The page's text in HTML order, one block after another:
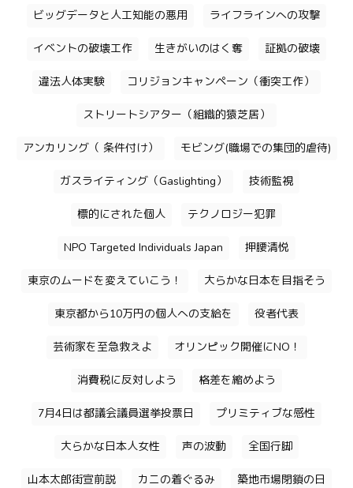
ビッグデータと人工知能の悪用 ライフラインへの攻撃
イベントの破壊工作 生きがいのはく奪 証拠の破壊
違法人体実験 コリジョンキャンペーン（衝突工作）
ストリートシアター（組織的猿芝居）
アンカリング（ 条件付け） モビング(職場での集団的虐待)
ガスライティング（Gaslighting） 技術監視
標的にされた個人 テクノロジー犯罪
NPO Targeted Individuals Japan 押腰清悦
東京のムードを変えていこう！ 大らかな日本を目指そう
東京都から10万円の個人への支給を 役者代表
芸術家を至急救えよ オリンピック開催にNO！
消費税に反対しよう 格差を縮めよう
7月4日は都議会議員選挙投票日 プリミティブな感性
大らかな日本人女性 声の波動 全国行脚
山本太郎街宣前説 カニの着ぐるみ 築地市場閉鎖の日